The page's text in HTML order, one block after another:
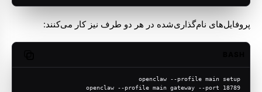
پروفایل‌های نام‌گذاری‌شده در هر دو طرف نیز کار می‌کنند:
openclaw --profile main setup
openclaw --profile main gateway --port 18789